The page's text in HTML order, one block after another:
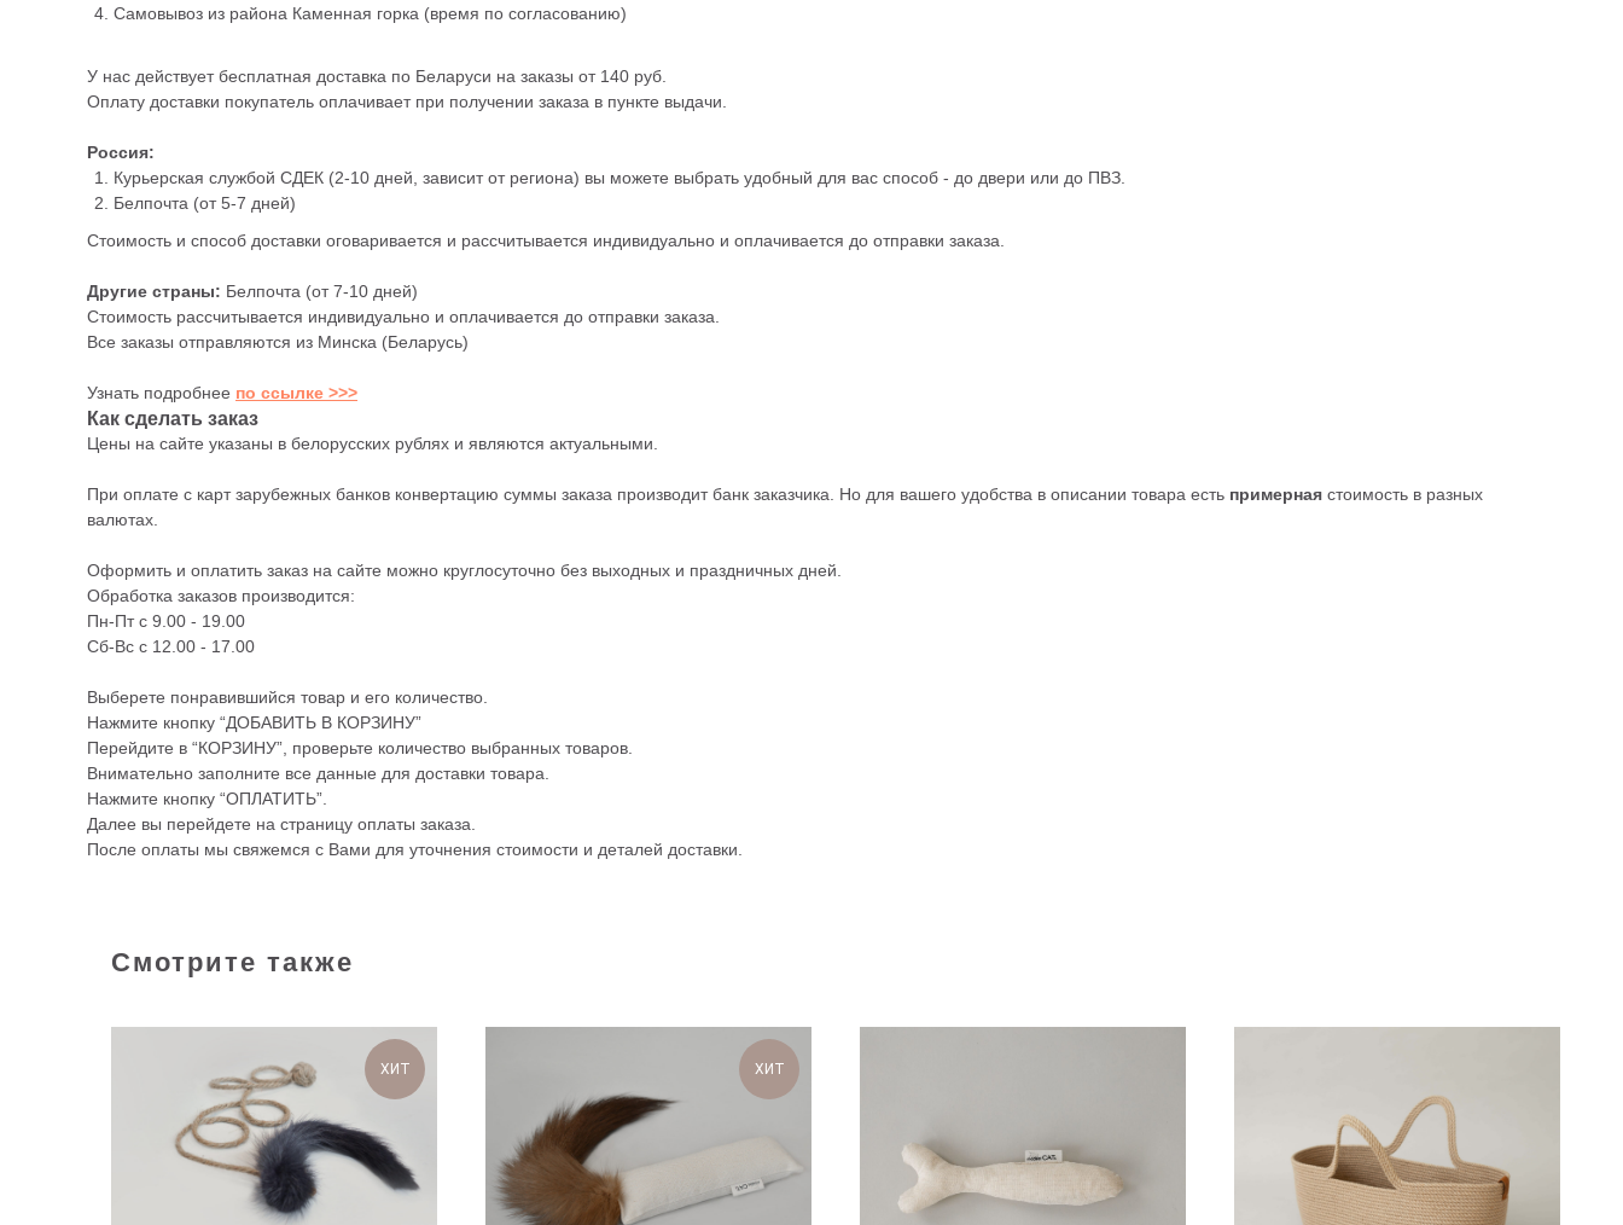
Самовывоз из района Каменная горка (время по согласованию)
У нас действует бесплатная доставка по Беларуси на заказы от 140 руб.
Оплату доставки покупатель оплачивает при получении заказа в пункте выдачи.
Россия:
Курьерская службой СДЕК (2-10 дней, зависит от региона) вы можете выбрать удобный для вас способ - до двери или до ПВЗ.
Белпочта (от 5-7 дней)
Стоимость и способ доставки оговаривается и рассчитывается индивидуально и оплачивается до отправки заказа.
Другие страны: Белпочта (от 7-10 дней)
Стоимость рассчитывается индивидуально и оплачивается до отправки заказа.
Все заказы отправляются из Минска (Беларусь)
Узнать подробнее по ссылке >>>
Как сделать заказ
Цены на сайте указаны в белорусских рублях и являются актуальными.
При оплате с карт зарубежных банков конвертацию суммы заказа производит банк заказчика. Но для вашего удобства в описании товара есть примерная стоимость в разных
валютах.
Оформить и оплатить заказ на сайте можно круглосуточно без выходных и праздничных дней.
Обработка заказов производится:
Пн-Пт с 9.00 - 19.00
Сб-Вс с 12.00 - 17.00
Выберете понравившийся товар и его количество.
Нажмите кнопку “ДОБАВИТЬ В КОРЗИНУ”
Перейдите в “КОРЗИНУ”, проверьте количество выбранных товаров.
Внимательно заполните все данные для доставки товара.
Нажмите кнопку “ОПЛАТИТЬ”.
Далее вы перейдете на страницу оплаты заказа.
После оплаты мы свяжемся с Вами для уточнения стоимости и деталей доставки.
Смотрите также
ХИТ ХИТ